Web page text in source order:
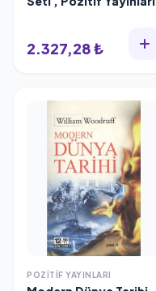
2.327,28 ₺
POZITIF YAYINLARI